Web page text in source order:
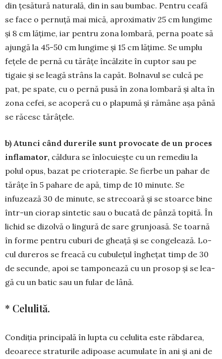
din ţesătură natu­rală, din in sau bumbac. Pentru ceafă
se face o per­nuţă mai mică, aproximativ 25 cm lungime
şi 8 cm lă­ţime, iar pentru zona lom­bară, perna poa­te să
ajungă la 45-50 cm lungime şi 15 cm lăţime. Se umplu
fețele de pernă cu tărâţe încălzite în cuptor sau pe
tigaie şi se leagă strâns la capăt. Bolnavul se culcă pe
pat, pe spate, cu o pernă pusă în zona lombară şi alta în
zona cefei, se acoperă cu o plapumă şi rămâne aşa până
se răcesc tărâ­ţele.
b) Atunci când du­rerile sunt pro­vocate de un proces
inflama­tor, căldura se înlocuieşte cu un remediu la
polul opus, bazat pe criotera­pie. Se fierbe un pahar de
tărâţe în 5 pahare de apă, timp de 10 minute. Se
infuzează 30 de mi­nute, se strecoară şi se stoarce bine
într-un cio­rap sintetic sau o bucată de pânză topită. În
lichid se dizolvă o lingură de sare grun­joasă. Se toarnă
în forme pentru cuburi de gheaţă şi se con­gelează. Lo­
cul dureros se freacă cu cubulețul îngheţat timp de 30
de secunde, apoi se tampo­nează cu un prosop şi se lea­
gă cu un batic sau un fular de lână.
* Celulită.
Condiţia principală în lupta cu celulita este răbdarea,
deoarece stra­turile adi­poase acumulate în ani şi ani de